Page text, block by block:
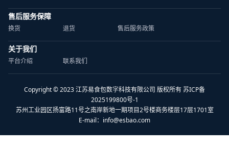
售后服务保障
换货 退货 售后服务政策
关于我们
平台介绍 联系我们
Copyright © 2023 江苏易食包数字科技有限公司 版权所有 苏ICP备
2025199800号-1
苏州工业园区扬富路11号之南岸新地一期项目2号楼商务楼层17层1701室
E-mail： info@esbao.com